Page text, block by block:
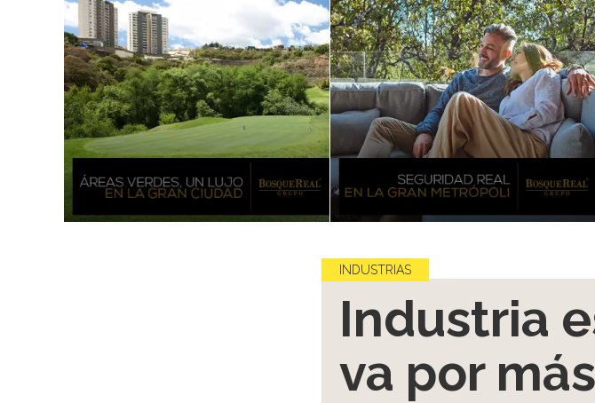
INDUSTRIAS
Industria
va por